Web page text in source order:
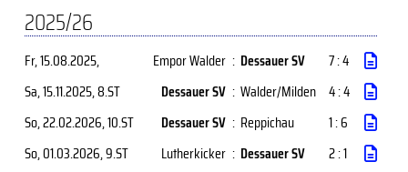
2025/26
Fr, 15.08.2025, Empor Walder : Dessauer SV
7 : 4
Sa, 15.11.2025, 8.ST Dessauer SV : Walder/Milden 4 : 4
So, 22.02.2026, 10.ST Dessauer SV : Reppichau
1 : 6
So, 01.03.2026, 9.ST Lutherkicker : Dessauer SV
2 : 1